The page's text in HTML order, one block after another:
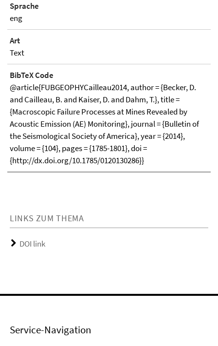
Sprache
eng
Art
Text
BibTeX Code
@article{FUBGEOPHYCailleau2014, author = {Becker, D.
and Cailleau, B. and Kaiser, D. and Dahm, T.}, title =
{Macroscopic Failure Processes at Mines Revealed by
Acoustic Emission (AE) Monitoring}, journal = {Bulletin of
the Seismological Society of America}, year = {2014},
volume = {104}, pages = {1785-1801}, doi =
{http://dx.doi.org/10.1785/0120130286}}
LINKS ZUM THEMA
DOI link
Service-Navigation